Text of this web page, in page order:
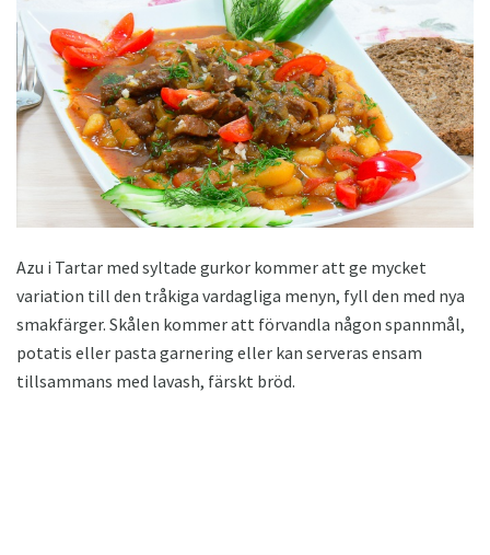
Azu i Tartar med syltade gurkor kommer att ge mycket
variation till den tråkiga vardagliga menyn, fyll den med nya
smakfärger. Skålen kommer att förvandla någon spannmål,
potatis eller pasta garnering eller kan serveras ensam
tillsammans med lavash, färskt bröd.